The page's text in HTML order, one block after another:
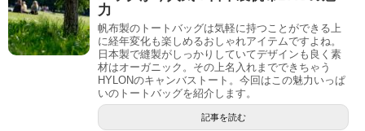
力
帆布製のトートバッグは気軽に持つことができる上
に経年変化も楽しめるおしゃれアイテムですよね。
日本製で縫製がしっかりしていてデザインも良く素
材はオーガニック。その上名入れまでできちゃう
HYLONのキャンバストート。今回はこの魅力いっぱ
いのトートバッグを紹介します。
記事を読む